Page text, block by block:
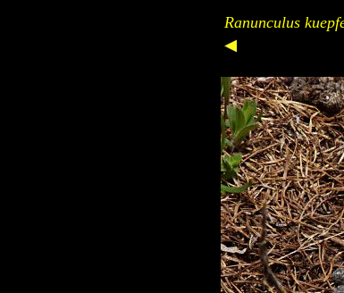
Ranunculus